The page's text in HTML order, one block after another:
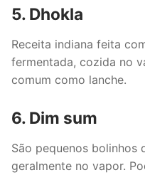
5. Dhokla
Receita indiana feita
fermentada, cozida no
comum como lanche.
6. Dim sum
São pequenos bolinhos
geralmente no vapor.